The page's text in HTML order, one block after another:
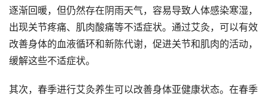
逐渐回暖，但仍然存在阴雨天气，容易导致人体感染寒湿，
出现关节疼痛、肌肉酸痛等不适症状。通过艾灸，可以有效
改善身体的血液循环和新陈代谢，促进关节和肌肉的活动，
缓解这些不适症状。
其次，春季进行艾灸养生可以改善身体亚健康状态。在春季